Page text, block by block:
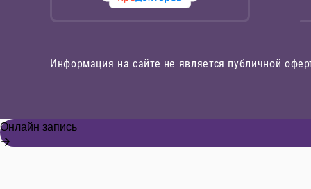
Информация на сайте не является публичной